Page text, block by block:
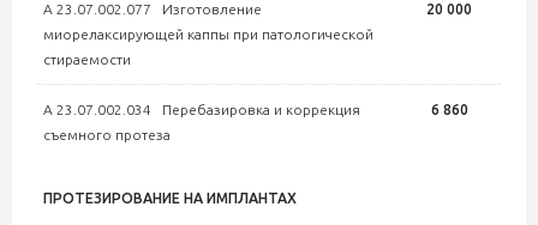
А 23.07.002.077 Изготовление
миорелаксирующей каппы при патологической
стираемости
20 000
А 23.07.002.034 Перебазировка и коррекция
съемного протеза
6 860
ПРОТЕЗИРОВАНИЕ НА ИМПЛАНТАХ